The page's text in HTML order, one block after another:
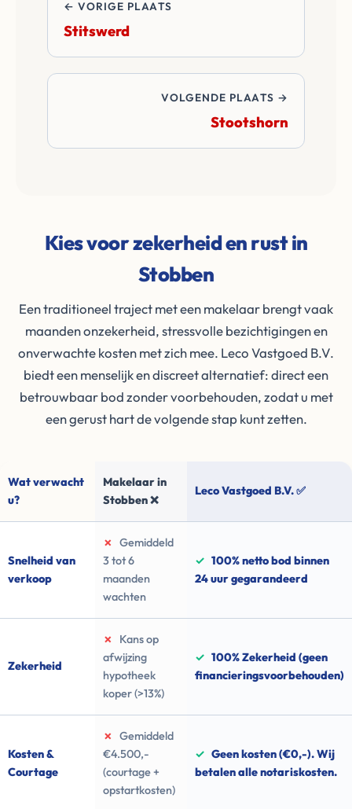
← VORIGE PLAATS
Stitswerd
VOLGENDE PLAATS →
Stootshorn
Kies voor zekerheid en rust in
Stobben
Een traditioneel traject met een makelaar brengt vaak
maanden onzekerheid, stressvolle bezichtigingen en
onverwachte kosten met zich mee. Leco Vastgoed B.V.
biedt een menselijk en discreet alternatief: direct een
betrouwbaar bod zonder voorbehouden, zodat u met
een gerust hart de volgende stap kunt zetten.
Wat verwacht
u?
Makelaar in
Stobben ❌
Leco Vastgoed B.V. ✅
Snelheid van
verkoop
✗
Gemiddeld
3 tot 6
maanden
wachten
✓ 100% netto bod binnen
24 uur gegarandeerd
Zekerheid
✗
Kans op
afwijzing
hypotheek
koper (>13%)
✓ 100% Zekerheid (geen
financieringsvoorbehouden)
Kosten &
Courtage
✗
Gemiddeld
€4.500,-
(courtage +
opstartkosten)
✓ Geen kosten (€0,-). Wij
betalen alle notariskosten.